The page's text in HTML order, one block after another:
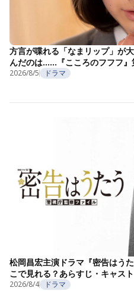
方言が喋れる「なまリップ」が
んだのは……『こころのフフフ』
2026/8/5 ドラマ
松岡昌宏主演ドラマ『密告はう
こで見れる？あらすじ・キャス
2026/8/4 ドラマ